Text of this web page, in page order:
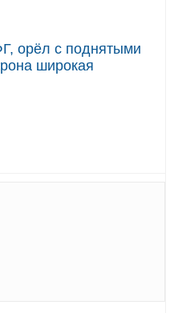
орёл с поднятыми
широкая